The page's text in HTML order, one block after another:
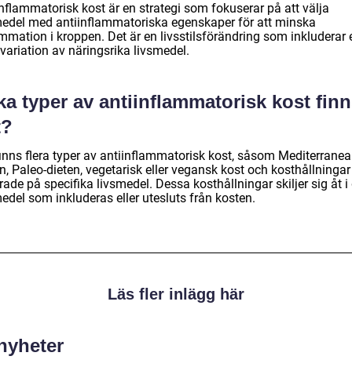
kost är en strategi som fokuserar på att välja
med antiinflammatoriska egenskaper för att minska
i kroppen. Det är en livsstilsförändring som inkluderar
av näringsrika livsmedel.
typer av antiinflammatorisk kost
flera typer av antiinflammatorisk kost, såsom
Paleo-dieten, vegetarisk eller vegansk kost och kosthållningar
på specifika livsmedel. Dessa kosthållningar skiljer sig åt i
som inkluderas eller utesluts från kosten.
Läs fler inlägg här